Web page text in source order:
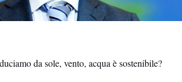
da sole, vento, acqua è sostenibile?